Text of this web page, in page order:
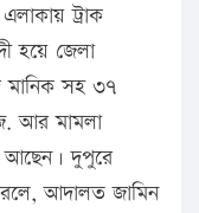
ট্রাক
হয়ে জেলা
সহ ৩৭
আর মামলা
আছেন। দুপুরে
আদালত জামিন